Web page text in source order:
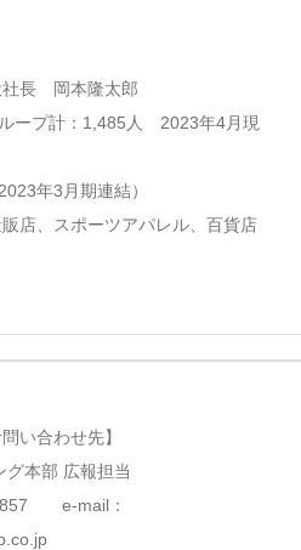
岡本隆太郎
計：1,485人 2023年4月現
年3月期連結）
スポーツアパレル、百貨店
い合わせ先】
本部 広報担当
e-mail：